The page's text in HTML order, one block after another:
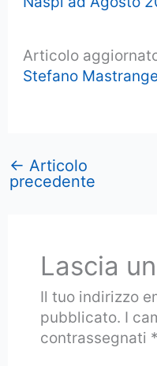
Articolo
Stefano
← Articolo
precedente
Lascia
Il tuo indirizzo
pubblicato. I
contrassegnati *